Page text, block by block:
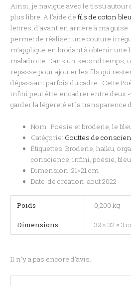
Ainsi, je navigue avec le tissu autour
plus libre. A l’aide de fils de coton
lettres, d’avant en arrière à ma
permet de réaliser une couture
m’applique en brodant à obtenir une
maladroite. Dans un second temps,
repasse pour ajouter les fils qui
dépassant parfois du cadre. Cette
infini peut être encadrer entre deux
garder la légèreté et la transparence
Nom: Poésie et broderie, le
Catégorie: Gouttes de
Étiquettes: Broderie, haiku,
conscience, infini, poésie,
Dimension: 21×21 cm
Date de création: aout 2022
Poids 0,200 kg
Dimensions 32 × 32 × 3
Il n’y a pas encore d’avis.